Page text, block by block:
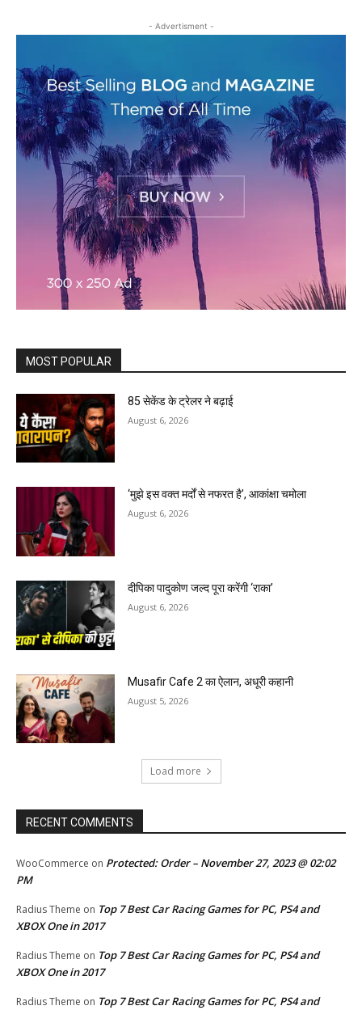
- Advertisment -
MOST POPULAR
85 सेकेंड के ट्रेलर ने बढ़ाई
August 6, 2026
‘मुझे इस वक्त मर्दों से नफरत है’, आकांक्षा चमोला
August 6, 2026
दीपिका पादुकोण जल्द पूरा करेंगी ‘राका’
August 6, 2026
Musafir Cafe 2 का ऐलान, अधूरी कहानी
August 5, 2026
Load more
RECENT COMMENTS
WooCommerce on Protected: Order – November 27, 2023 @ 02:02
PM
Radius Theme on Top 7 Best Car Racing Games for PC, PS4 and
XBOX One in 2017
Radius Theme on Top 7 Best Car Racing Games for PC, PS4 and
XBOX One in 2017
Radius Theme on Top 7 Best Car Racing Games for PC, PS4 and